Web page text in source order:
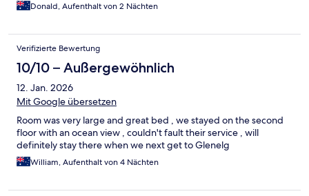
Donald, Aufenthalt von 2 Nächten
Verifizierte Bewertung
10/10 – Außergewöhnlich
12. Jan. 2026
Mit Google übersetzen
Room was very large and great bed , we stayed on the second
floor with an ocean view , couldn't fault their service , will
definitely stay there when we next get to Glenelg
William, Aufenthalt von 4 Nächten